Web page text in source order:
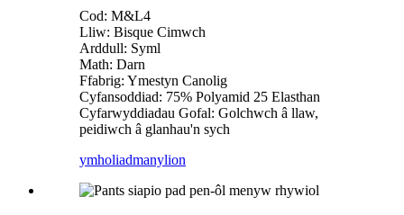
Cod: M&L4
Lliw: Bisque Cimwch
Arddull: Syml
Math: Darn
Ffabrig: Ymestyn Canolig
Cyfansoddiad: 75% Polyamid 25 Elasthan
Cyfarwyddiadau Gofal: Golchwch â llaw,
peidiwch â glanhau'n sych
ymholiadmanylion